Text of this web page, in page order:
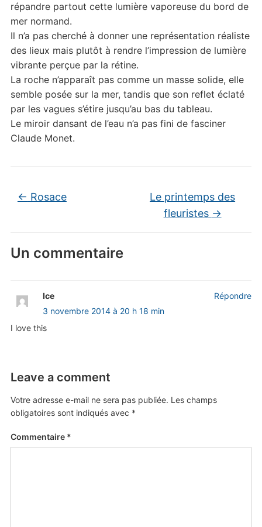
répandre partout cette lumière vaporeuse du bord de
mer normand.
Il n’a pas cherché à donner une représentation réaliste
des lieux mais plutôt à rendre l’impression de lumière
vibrante perçue par la rétine.
La roche n’apparaît pas comme un masse solide, elle
semble posée sur la mer, tandis que son reflet éclaté
par les vagues s’étire jusqu’au bas du tableau.
Le miroir dansant de l’eau n’a pas fini de fasciner
Claude Monet.
← Rosace
Le printemps des
fleuristes →
Un commentaire
Ice
3 novembre 2014 à 20 h 18 min
I love this
Répondre
Leave a comment
Votre adresse e-mail ne sera pas publiée. Les champs
obligatoires sont indiqués avec *
Commentaire *